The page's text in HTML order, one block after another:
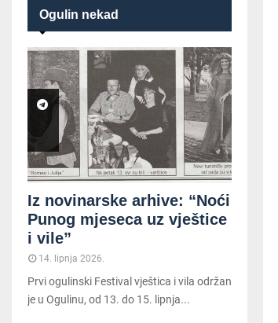
Ogulin nekad
Iz novinarske arhive: “Noći
Punog mjeseca uz vještice
i vile”
14. lipnja 2026.
Prvi ogulinski Festival vještica i vila održan
je u Ogulinu, od 13. do 15. lipnja...